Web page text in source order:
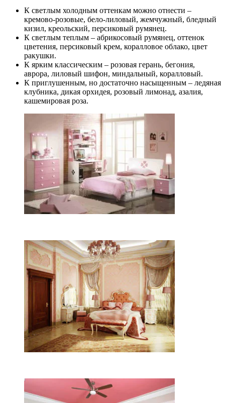
К светлым холодным оттенкам можно отнести –
кремово-розовые, бело-лиловый, жемчужный, бледный
кизил, креольский, персиковый румянец.
К светлым теплым – абрикосовый румянец, оттенок
цветения, персиковый крем, коралловое облако, цвет
ракушки.
К ярким классическим – розовая герань, бегония,
аврора, лиловый шифон, миндальный, коралловый.
К приглушенным, но достаточно насыщенным – ледяная
клубника, дикая орхидея, розовый лимонад, азалия,
кашемировая роза.